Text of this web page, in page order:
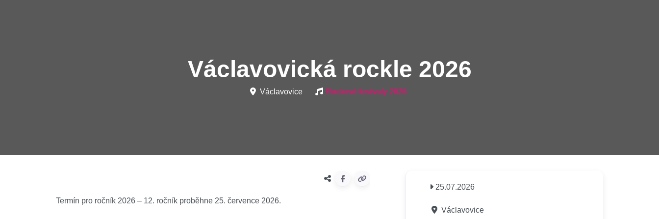
Václavovická rockle 2026
Václavovice Rockové festivaly 2026
Termín pro ročník 2026 – 12. ročník proběhne 25. července 2026.
25.07.2026
Václavovice